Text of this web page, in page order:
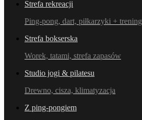
Strefa rekreacji
Ping-pong, dart, piłkarzyki + trening
Strefa bokserska
Worek, tatami, strefa zapasów
Studio jogi & pilatesu
Drewno, cisza, klimatyzacja
Z ping-pongiem